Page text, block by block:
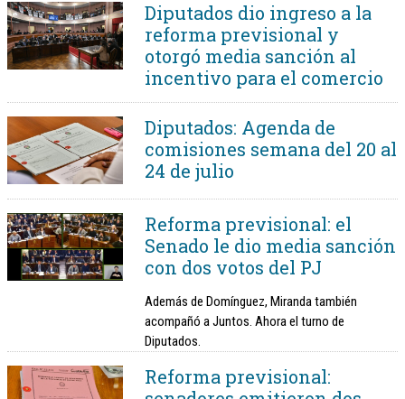
Diputados dio ingreso a la
reforma previsional y
otorgó media sanción al
incentivo para el comercio
Diputados: Agenda de
comisiones semana del 20 al
24 de julio
Reforma previsional: el
Senado le dio media sanción
con dos votos del PJ
Además de Domínguez, Miranda también
acompañó a Juntos. Ahora el turno de
Diputados.
Reforma previsional: